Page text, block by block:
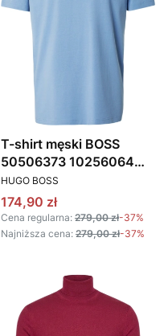
T-shirt męski BOSS
50506373 10256064
455 JASNONIEBIESKI
PRODUCENT
HUGO BOSS
Cena promocyjna
174,90 zł
Cena regularna: 279,00 zł-37%
Najniższa cena: 279,00 zł-37%